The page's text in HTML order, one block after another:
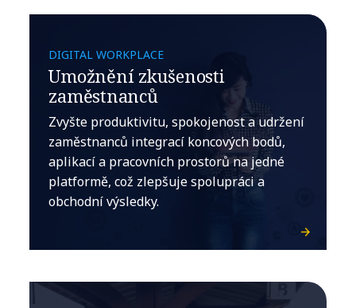
DIGITAL WORKPLACE
Umožnění zkušenosti
zaměstnanců
Zvyšte produktivitu, spokojenost a udržení
zaměstnanců integrací koncových bodů,
aplikací a pracovních prostorů na jedné
platformě, což zlepšuje spolupráci a
obchodní výsledky.